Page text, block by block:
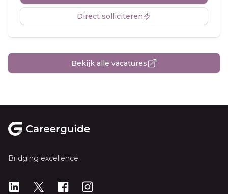
Direct solliciteren
Bekijk alle vacatures
Bridging excellence
LinkedIn
X Instagram